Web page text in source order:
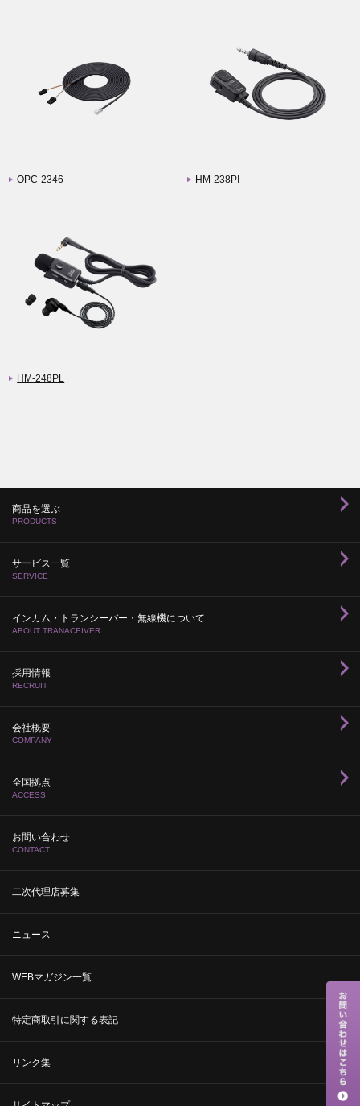
OPC-2346 HM-238PI
HM-248PL
商品を選ぶ
PRODUCTS
サービス一覧
SERVICE
インカム・トランシーバー・無線機について
ABOUT TRANACEIVER
採用情報
RECRUIT
会社概要
COMPANY
全国拠点
ACCESS
お問い合わせ
CONTACT
二次代理店募集
ニュース
WEBマガジン一覧
特定商取引に関する表記
リンク集